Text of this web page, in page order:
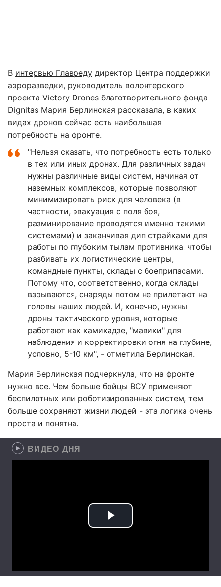
В интервью Главреду директор Центра поддержки
аэроразведки, руководитель волонтерского
проекта Victory Drones благотворительного фонда
Dignitas Мария Берлинская рассказала, в каких
видах дронов сейчас есть наибольшая
потребность на фронте.
"Нельзя сказать, что потребность есть только
в тех или иных дронах. Для различных задач
нужны различные виды систем, начиная от
наземных комплексов, которые позволяют
минимизировать риск для человека (в
частности, эвакуация с поля боя,
разминирование проводятся именно такими
системами) и заканчивая дип страйками для
работы по глубоким тылам противника, чтобы
разбивать их логистические центры,
командные пункты, склады с боеприпасами.
Потому что, соответственно, когда склады
взрываются, снаряды потом не прилетают на
головы наших людей. И, конечно, нужны
дроны тактического уровня, которые
работают как камикадзе, "мавики" для
наблюдения и корректировки огня на глубине,
условно, 5-10 км", - отметила Берлинская.
Мария Берлинская подчеркнула, что на фронте
нужно все. Чем больше бойцы ВСУ применяют
беспилотных или роботизированных систем, тем
больше сохраняют жизни людей - эта логика очень
проста и понятна.
ВИДЕО ДНЯ